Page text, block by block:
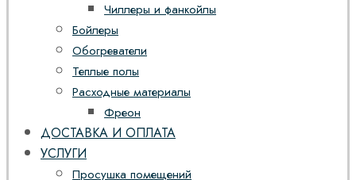
Чиллеры и фанкойлы
Бойлеры
Обогреватели
Теплые полы
Расходные материалы
Фреон
ДОСТАВКА И ОПЛАТА
УСЛУГИ
Просушка помещений